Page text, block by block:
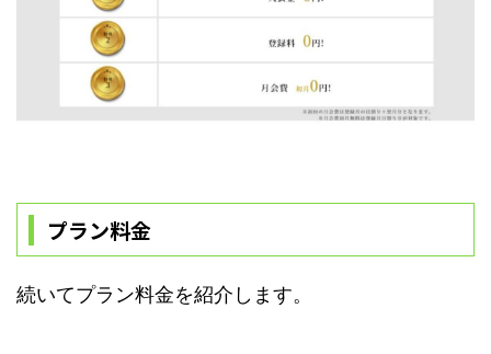
プラン料金
続いてプラン料金を紹介します。